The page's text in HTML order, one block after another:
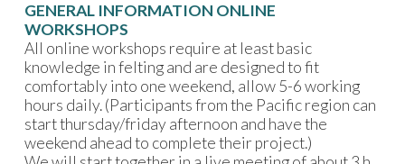
GENERAL INFORMATION ONLINE
WORKSHOPS
All online workshops require at least basic
knowledge in felting and are designed to fit
comfortably into one weekend, allow 5-6 working
hours daily. (Participants from the Pacific region can
start thursday/friday afternoon and have the
weekend ahead to complete their project.)